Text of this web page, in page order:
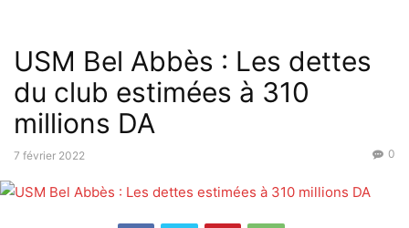
USM Bel Abbès : Les dettes
du club estimées à 310
millions DA
7 février 2022 0